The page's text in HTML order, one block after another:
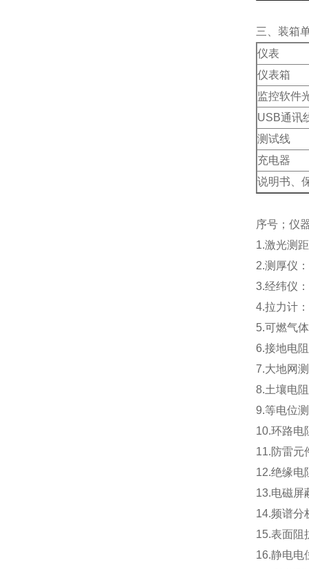
三、装箱
仪表
仪表箱
监控软件
USB通讯
测试线
充电器
说明书、
序号；仪
1.激光测
2.测厚仪
3.经纬仪
4.拉力计
5.可燃气
6.接地电
7.大地网
8.土壤电
9.等电位
10.环路电
11.防雷元
12.绝缘电
13.电磁屏
14.频谱分
15.表面阻
16.静电电